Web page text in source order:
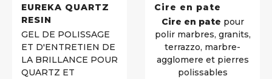
EUREKA QUARTZ
RESIN
GEL DE POLISSAGE
ET D'ENTRETIEN DE
LA BRILLANCE POUR
QUARTZ ET
Cire en pate
Cire en pate pour
polir marbres, granits,
terrazzo, marbre-
agglomere et pierres
polissables